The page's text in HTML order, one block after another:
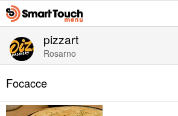
pizzart
Rosarno
Focacce